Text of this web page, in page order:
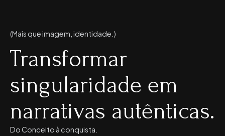
(Mais que imagem, identidade.)
Transformar
singularidade em
narrativas autênticas.
Do Conceito à conquista.